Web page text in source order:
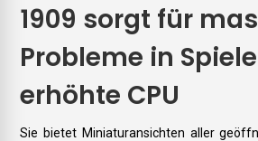
1909 sorgt für
Probleme in
erhöhte CPU
Sie bietet Miniaturansichten aller